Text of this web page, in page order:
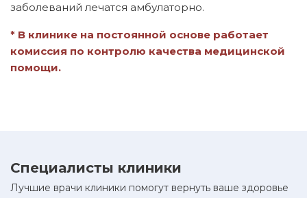
заболеваний лечатся амбулаторно.
* В клинике на постоянной основе работает
комиссия по контролю качества медицинской
помощи.
Специалисты клиники
Лучшие врачи клиники помогут вернуть ваше здоровье